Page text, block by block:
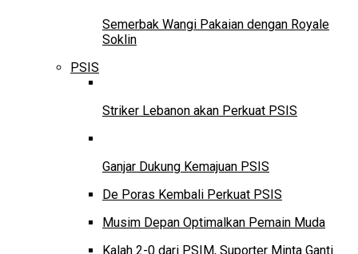
Semerbak Wangi Pakaian dengan Royale
Soklin
PSIS
Striker Lebanon akan Perkuat PSIS
Ganjar Dukung Kemajuan PSIS
De Poras Kembali Perkuat PSIS
Musim Depan Optimalkan Pemain Muda
Kalah 2-0 dari PSIM, Suporter Minta Ganti